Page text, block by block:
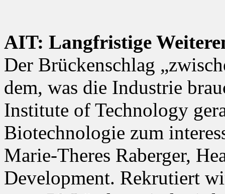
AIT: Langfristige
Der Brückenschlag
dem, was die Industrie
Institute of Technology
Biotechnologie zum
Marie-Theres Raberger,
Development. Rekrutiert